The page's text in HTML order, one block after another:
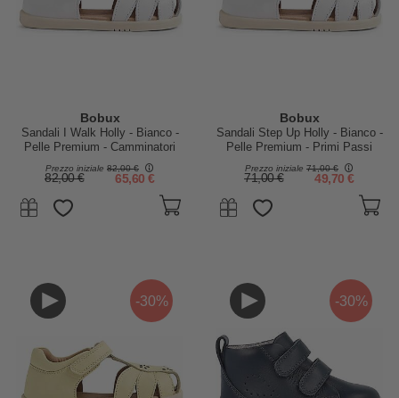
Bobux
Sandali I Walk Holly - Bianco -
Pelle Premium - Camminatori
Prezzo iniziale 82,00 €
82,00 € 65,60 €
Bobux
Sandali Step Up Holly - Bianco -
Pelle Premium - Primi Passi
Prezzo iniziale 71,00 €
71,00 € 49,70 €
-30% -30%